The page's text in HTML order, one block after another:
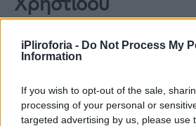
iPliroforia - Do Not Process My
Information
If you wish to opt-out of the sale,
processing of your personal or
targeted advertising by us, please use
Ενώ και στην
το λευκό χρώμα